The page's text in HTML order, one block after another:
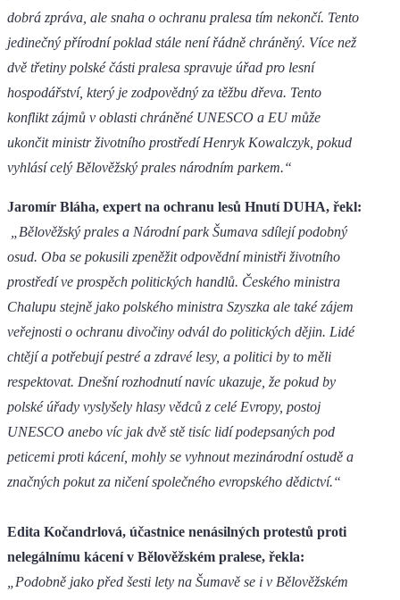
dobrá zpráva, ale snaha o ochranu pralesa tím nekončí. Tento
jedinečný přírodní poklad stále není řádně chráněný. Více než
dvě třetiny polské části pralesa spravuje úřad pro lesní
hospodářství, který je zodpovědný za těžbu dřeva. Tento
konflikt zájmů v oblasti chráněné UNESCO a EU může
ukončit ministr životního prostředí Henryk Kowalczyk, pokud
vyhlásí celý Bělověžský prales národním parkem.“
Jaromír Bláha, expert na ochranu lesů Hnutí DUHA, řekl:
„Bělověžský prales a Národní park Šumava sdílejí podobný
osud. Oba se pokusili zpeněžit odpovědní ministři životního
prostředí ve prospěch politických handlů. Českého ministra
Chalupu stejně jako polského ministra Szyszka ale také zájem
veřejnosti o ochranu divočiny odvál do politických dějin. Lidé
chtějí a potřebují pestré a zdravé lesy, a politici by to měli
respektovat. Dnešní rozhodnutí navíc ukazuje, že pokud by
polské úřady vyslyšely hlasy vědců z celé Evropy, postoj
UNESCO anebo víc jak dvě stě tisíc lidí podepsaných pod
peticemi proti kácení, mohly se vyhnout mezinárodní ostudě a
značných pokut za ničení společného evropského dědictví.“
Edita Kočandrlová, účastnice nenásilných protestů proti
nelegálnímu kácení v Bělověžském pralese, řekla:
„Podobně jako před šesti lety na Šumavě se i v Bělověžském